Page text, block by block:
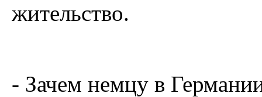
жительство.
- Зачем немцу в